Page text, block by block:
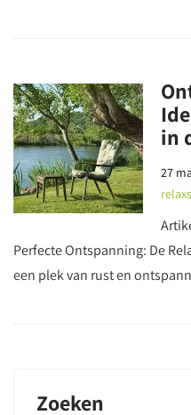
in
27
Perfecte Ontspanning: De
een plek van rust en
Zoeken